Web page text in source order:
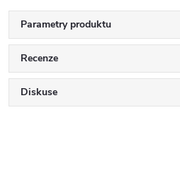
Parametry produktu
Recenze
Diskuse